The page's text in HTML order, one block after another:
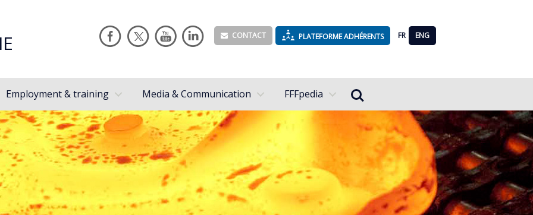
CONTACT PLATEFORME ADHÉRENTS FR ENG
Employment & training Media & Communication FFFpedia Rechercher...